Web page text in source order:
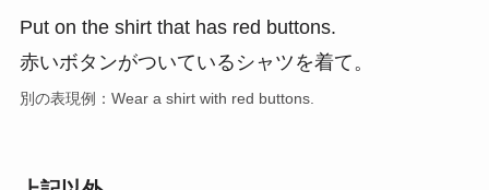
Put on the shirt that has red buttons.
赤いボタンがついているシャツを着て。
別の表現例：Wear a shirt with red buttons.